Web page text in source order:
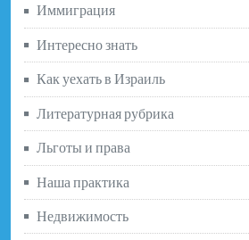
Иммиграция
Интересно знать
Как уехать в Израиль
Литературная рубрика
Льготы и права
Наша практика
Недвижимость